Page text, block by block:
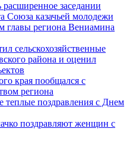
расширенное заседании
Союза казачьей молодежи
главы региона Вениамина
сельскохозяйственные
района и оценил
края пообщался с
региона
теплые поздравления с Днем
поздравляют женщин с